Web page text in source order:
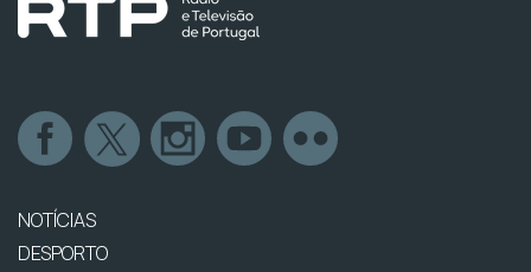
NOTÍCIAS
DESPORTO